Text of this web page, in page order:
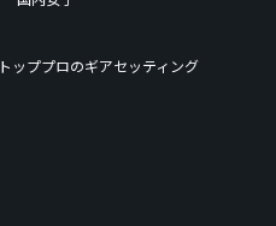
トッププロのギアセッティング